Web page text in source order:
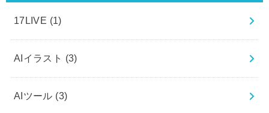
17LIVE (1)
AIイラスト (3)
AIツール (3)